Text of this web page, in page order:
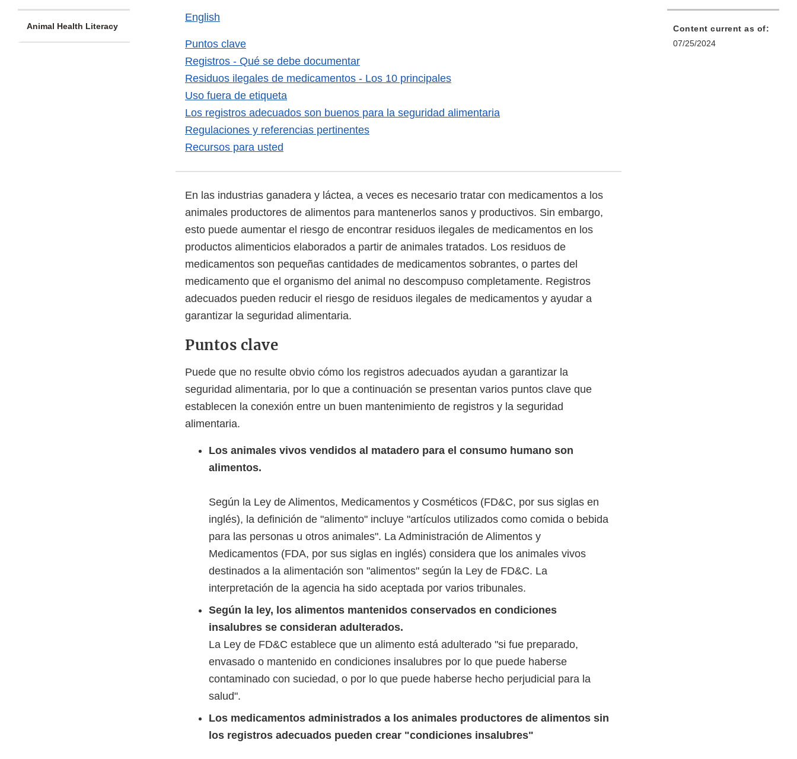
Animal Health Literacy
English
Puntos clave
Registros - Qué se debe documentar
Residuos ilegales de medicamentos - Los 10 principales
Uso fuera de etiqueta
Los registros adecuados son buenos para la seguridad alimentaria
Regulaciones y referencias pertinentes
Recursos para usted
En las industrias ganadera y láctea, a veces es necesario tratar con medicamentos a los
animales productores de alimentos para mantenerlos sanos y productivos. Sin embargo,
esto puede aumentar el riesgo de encontrar residuos ilegales de medicamentos en los
productos alimenticios elaborados a partir de animales tratados. Los residuos de
medicamentos son pequeñas cantidades de medicamentos sobrantes, o partes del
medicamento que el organismo del animal no descompuso completamente. Registros
adecuados pueden reducir el riesgo de residuos ilegales de medicamentos y ayudar a
garantizar la seguridad alimentaria.
Puntos clave
Puede que no resulte obvio cómo los registros adecuados ayudan a garantizar la
seguridad alimentaria, por lo que a continuación se presentan varios puntos clave que
establecen la conexión entre un buen mantenimiento de registros y la seguridad
alimentaria.
Los animales vivos vendidos al matadero para el consumo humano son
alimentos.
Según la Ley de Alimentos, Medicamentos y Cosméticos (FD&C, por sus siglas en
inglés), la definición de "alimento" incluye "artículos utilizados como comida o bebida
para las personas u otros animales". La Administración de Alimentos y
Medicamentos (FDA, por sus siglas en inglés) considera que los animales vivos
destinados a la alimentación son "alimentos" según la Ley de FD&C. La
interpretación de la agencia ha sido aceptada por varios tribunales.
Según la ley, los alimentos mantenidos conservados en condiciones
insalubres se consideran adulterados.
La Ley de FD&C establece que un alimento está adulterado "si fue preparado,
envasado o mantenido en condiciones insalubres por lo que puede haberse
contaminado con suciedad, o por lo que puede haberse hecho perjudicial para la
salud".
Los medicamentos administrados a los animales productores de alimentos sin
los registros adecuados pueden crear "condiciones insalubres"
Content current as of:
07/25/2024